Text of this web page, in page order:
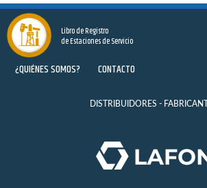
Libro de Registro
de Estaciones de Servicio
¿QUIÉNES SOMOS? CONTACTO
DISTRIBUIDORES -